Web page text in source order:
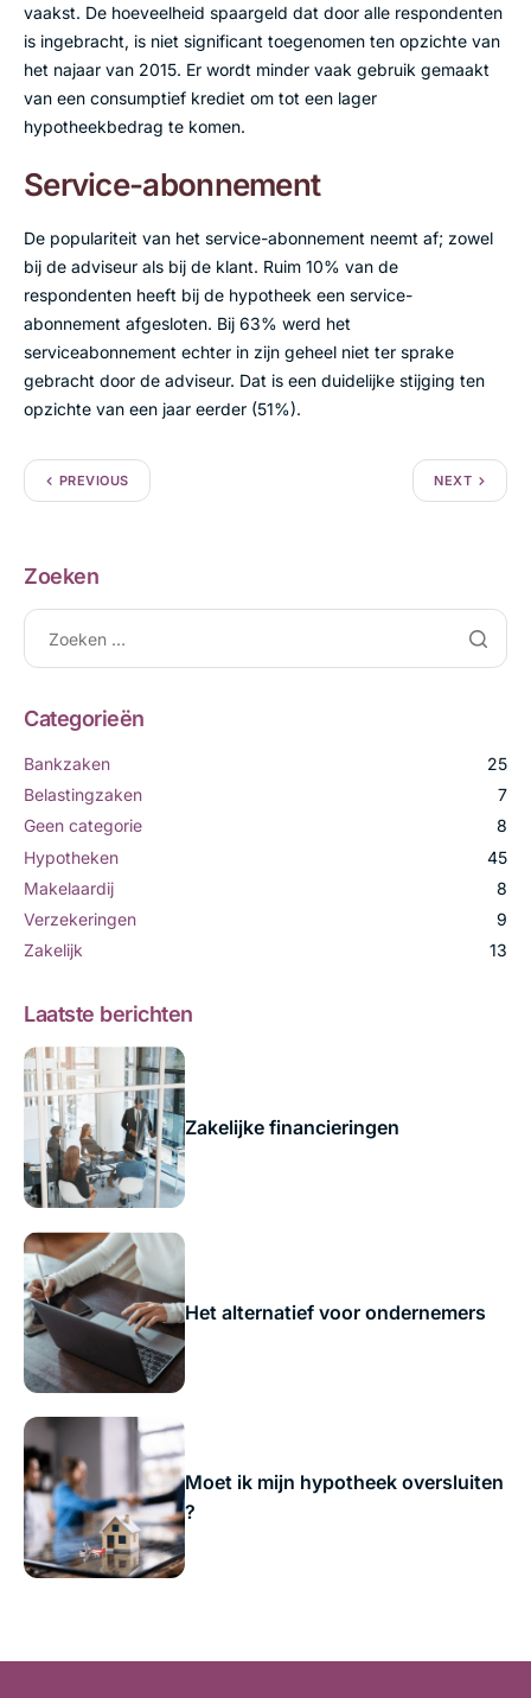
vaakst. De hoeveelheid spaargeld dat door alle respondenten
is ingebracht, is niet significant toegenomen ten opzichte van
het najaar van 2015. Er wordt minder vaak gebruik gemaakt
van een consumptief krediet om tot een lager
hypotheekbedrag te komen.
Service-abonnement
De populariteit van het service-abonnement neemt af; zowel
bij de adviseur als bij de klant. Ruim 10% van de
respondenten heeft bij de hypotheek een service-
abonnement afgesloten. Bij 63% werd het
serviceabonnement echter in zijn geheel niet ter sprake
gebracht door de adviseur. Dat is een duidelijke stijging ten
opzichte van een jaar eerder (51%).
PREVIOUS NEXT
Zoeken
Categorieën
Bankzaken
25
Belastingzaken
7
Geen categorie
8
Hypotheken
45
Makelaardij
8
Verzekeringen
9
Zakelijk
13
Laatste berichten
Zakelijke financieringen
Het alternatief voor ondernemers
Moet ik mijn hypotheek oversluiten
?